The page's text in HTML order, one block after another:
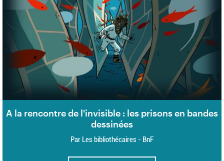
A la rencontre de l'invisible : les prisons en bandes
dessinées
Par Les bibliothécaires - BnF